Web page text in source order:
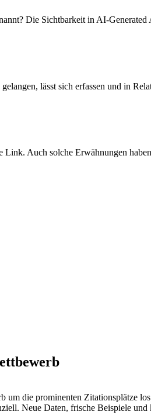
Die Sichtbarkeit in AI-Generated
lässt sich erfassen und in
Auch solche Erwähnungen
die prominenten Zitationsplätze
Neue Daten, frische Beispiele